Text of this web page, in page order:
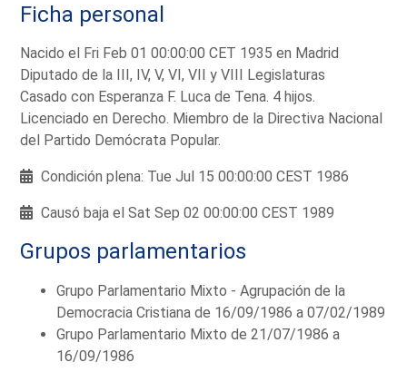
Ficha personal
Nacido el Fri Feb 01 00:00:00 CET 1935 en Madrid
Diputado de la III, IV, V, VI, VII y VIII Legislaturas
Casado con Esperanza F. Luca de Tena. 4 hijos.
Licenciado en Derecho. Miembro de la Directiva Nacional
del Partido Demócrata Popular.
Condición plena: Tue Jul 15 00:00:00 CEST 1986
Causó baja el Sat Sep 02 00:00:00 CEST 1989
Grupos parlamentarios
Grupo Parlamentario Mixto - Agrupación de la
Democracia Cristiana de 16/09/1986 a 07/02/1989
Grupo Parlamentario Mixto de 21/07/1986 a
16/09/1986